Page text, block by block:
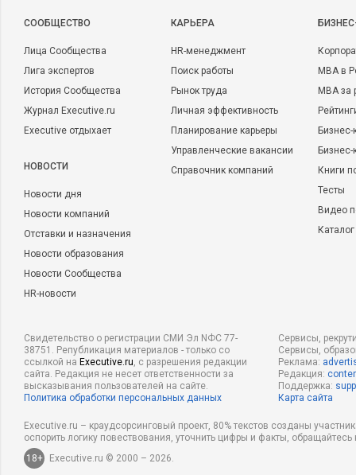
CООБЩЕСТВО
Лица Сообщества
Лига экспертов
История Сообщества
Журнал Executive.ru
Executive отдыхает
НОВОСТИ
Новости дня
Новости компаний
Отставки и назначения
Новости образования
Новости Сообщества
HR-новости
КАРЬЕРА
HR-менеджмент
Поиск работы
Рынок труда
Личная эффективность
Планирование карьеры
Управленческие вакансии
Справочник компаний
MBA в
MBA
Бизнес-
Книги
Тесты
Видео
Свидетельство о регистрации СМИ Эл NФС 77-
38751. Републикация материалов - только со
ссылкой на Executive.ru, с разрешения редакции
сайта. Редакция не несет ответственности за
высказывания пользователей на сайте.
Политика обработки персональных данных
Сервисы,
Сервисы,
Реклама:
Редакция:
Поддержка:
Карта сайта
Executive.ru – краудсорсинговый проект, 80% текстов созданы
оспорить логику повествования, уточнить цифры и факты,
18+
Executive.ru © 2000 – 2026.